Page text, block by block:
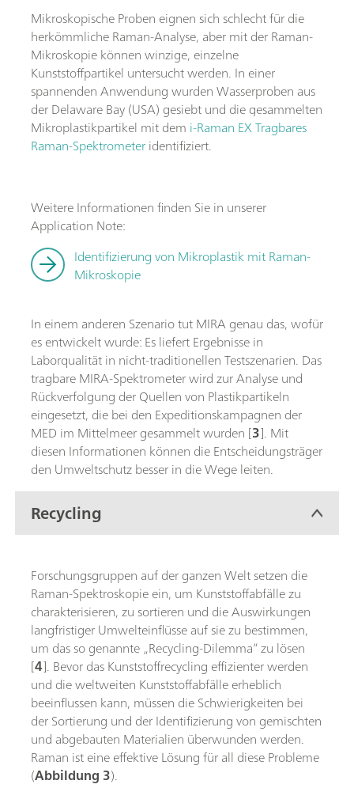
Mikroskopische Proben eignen sich schlecht für die
herkömmliche Raman-Analyse, aber mit der Raman-
Mikroskopie können winzige, einzelne
Kunststoffpartikel untersucht werden. In einer
spannenden Anwendung wurden Wasserproben aus
der Delaware Bay (USA) gesiebt und die gesammelten
Mikroplastikpartikel mit dem i-Raman EX Tragbares
Raman-Spektrometeridentifiziert.
Weitere Informationen finden Sie in unserer
Application Note:
Identifizierung von Mikroplastik mit Raman-
Mikroskopie
In einem anderen Szenario tut MIRA genau das, wofür
es entwickelt wurde: Es liefert Ergebnisse in
Laborqualität in nicht-traditionellen Testszenarien. Das
tragbare MIRA-Spektrometer wird zur Analyse und
Rückverfolgung der Quellen von Plastikpartikeln
eingesetzt, die bei den Expeditionskampagnen der
MED im Mittelmeer gesammelt wurden [3]. Mit
diesen Informationen können die Entscheidungsträger
den Umweltschutz besser in die Wege leiten.
Recycling
Forschungsgruppen auf der ganzen Welt setzen die
Raman-Spektroskopie ein, um Kunststoffabfälle zu
charakterisieren, zu sortieren und die Auswirkungen
langfristiger Umwelteinflüsse auf sie zu bestimmen,
um das so genannte „Recycling-Dilemma“ zu lösen
[4]. Bevor das Kunststoffrecycling effizienter werden
und die weltweiten Kunststoffabfälle erheblich
beeinflussen kann, müssen die Schwierigkeiten bei
der Sortierung und der Identifizierung von gemischten
und abgebauten Materialien überwunden werden.
Raman ist eine effektive Lösung für all diese Probleme
(Abbildung 3).